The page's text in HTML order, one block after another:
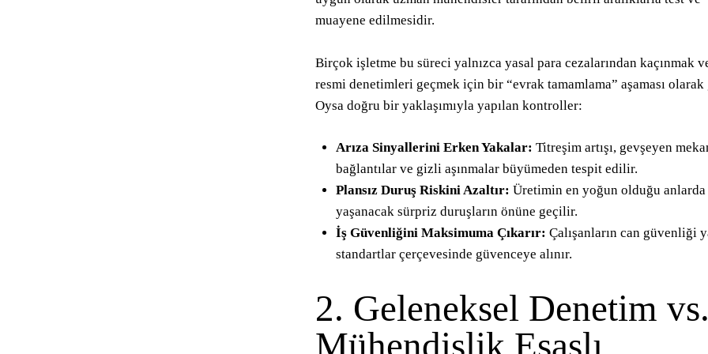
muayene edilmesidir.
Birçok işletme bu süreci yalnızca yasal para cezalarından kaçınmak
resmi denetimleri geçmek için bir “evrak tamamlama” aşaması olarak
Oysa doğru bir yaklaşımıyla yapılan kontroller:
Arıza Sinyallerini Erken Yakalar: Titreşim artışı, gevşeyen
bağlantılar ve gizli aşınmalar büyümeden tespit edilir.
Plansız Duruş Riskini Azaltır: Üretimin en yoğun olduğu anlarda
yaşanacak sürpriz duruşların önüne geçilir.
İş Güvenliğini Maksimuma Çıkarır: Çalışanların can güvenliği
standartlar çerçevesinde güvenceye alınır.
2. Geleneksel Denetim
Mühendislik Esaslı